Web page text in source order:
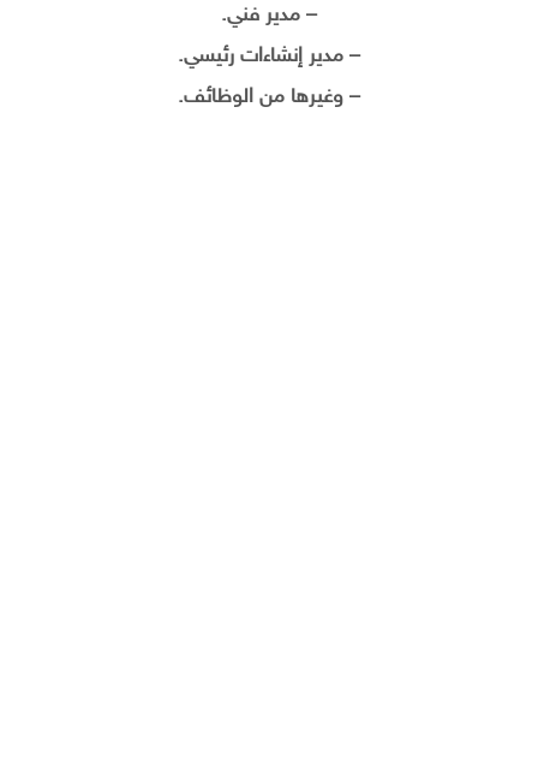
– مدير فني.
– مدير إنشاءات رئيسي.
– وغيرها من الوظائف.